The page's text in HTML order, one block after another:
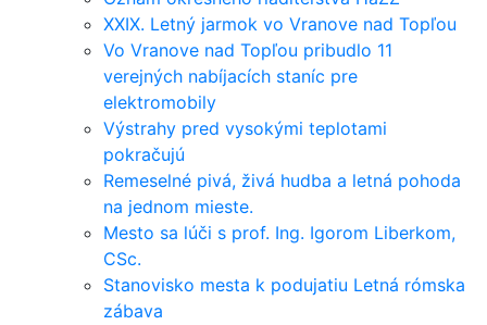
XXIX. Letný jarmok vo Vranove nad Topľou
Vo Vranove nad Topľou pribudlo 11
verejných nabíjacích staníc pre
elektromobily
Výstrahy pred vysokými teplotami
pokračujú
Remeselné pivá, živá hudba a letná pohoda
na jednom mieste.
Mesto sa lúči s prof. Ing. Igorom Liberkom,
CSc.
Stanovisko mesta k podujatiu Letná rómska
zábava